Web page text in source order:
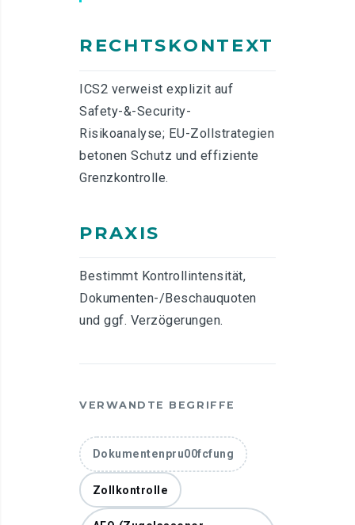
RECHTSKONTEXT
ICS2 verweist explizit auf
Safety-&-Security-
Risikoanalyse; EU-Zollstrategien
betonen Schutz und effiziente
Grenzkontrolle.
PRAXIS
Bestimmt Kontrollintensität,
Dokumenten-/Beschauquoten
und ggf. Verzögerungen.
VERWANDTE BEGRIFFE
Dokumentenpru00fcfung
Zollkontrolle